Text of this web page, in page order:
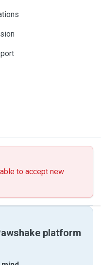
to accept new
platform